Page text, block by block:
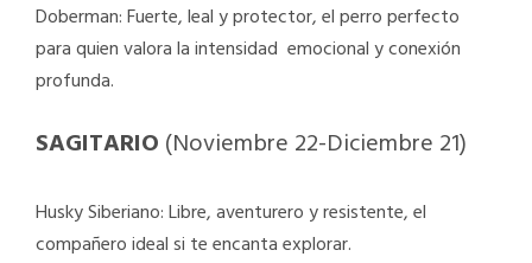
Doberman: Fuerte, leal y protector, el perro perfecto
para quien valora la intensidad emocional y conexión
profunda.
SAGITARIO (Noviembre 22-Diciembre 21)
Husky Siberiano: Libre, aventurero y resistente, el
compañero ideal si te encanta explorar.